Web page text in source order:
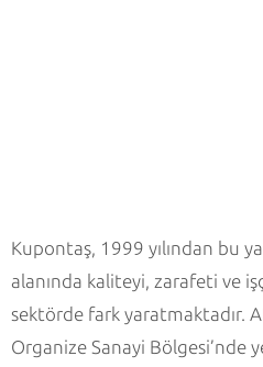
Kupontaş, 1999 yılından bu
alanında kaliteyi, zarafeti ve
sektörde fark yaratmaktadır.
Organize Sanayi Bölgesi’nde